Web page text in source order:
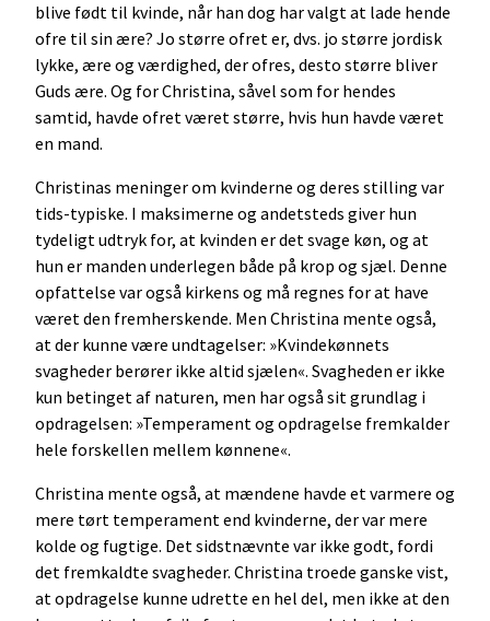
blive født til kvinde, når han dog har valgt at lade hende
ofre til sin ære? Jo større ofret er, dvs. jo større jordisk
lykke, ære og værdighed, der ofres, desto større bliver
Guds ære. Og for Christina, såvel som for hendes
samtid, havde ofret været større, hvis hun havde været
en mand.
Christinas meninger om kvinderne og deres stilling var
tids-typiske. I maksimerne og andetsteds giver hun
tydeligt udtryk for, at kvinden er det svage køn, og at
hun er manden underlegen både på krop og sjæl. Denne
opfattelse var også kirkens og må regnes for at have
været den fremherskende. Men Christina mente også,
at der kunne være undtagelser: »Kvindekønnets
svagheder berører ikke altid sjælen«. Svagheden er ikke
kun betinget af naturen, men har også sit grundlag i
opdragelsen: »Temperament og opdragelse fremkalder
hele forskellen mellem kønnene«.
Christina mente også, at mændene havde et varmere og
mere tørt temperament end kvinderne, der var mere
kolde og fugtige. Det sidstnævnte var ikke godt, fordi
det fremkaldte svagheder. Christina troede ganske vist,
at opdragelse kunne udrette en hel del, men ikke at den